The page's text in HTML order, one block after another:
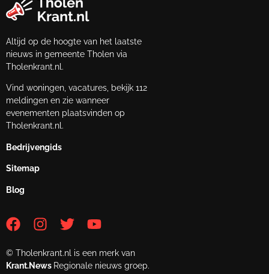
Altijd op de hoogte van het laatste
nieuws in gemeente Tholen via
Tholenkrant.nl.
Vind woningen, vacatures, bekijk 112
meldingen en zie wanneer
evenementen plaatsvinden op
Tholenkrant.nl.
Bedrijvengids
Sitemap
Blog
© Tholenkrant.nl is een merk van
Krant.News Regionale nieuws groep.